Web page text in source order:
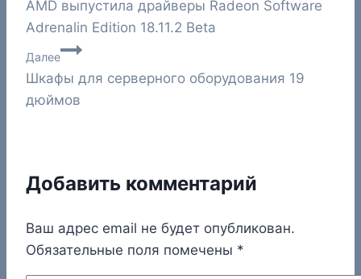
по
записям
AMD выпустила драйверы Radeon Software
Adrenalin Edition 18.11.2 Beta
Далее
Шкафы для серверного оборудования 19
дюймов
Добавить комментарий
Ваш адрес email не будет опубликован.
Обязательные поля помечены *